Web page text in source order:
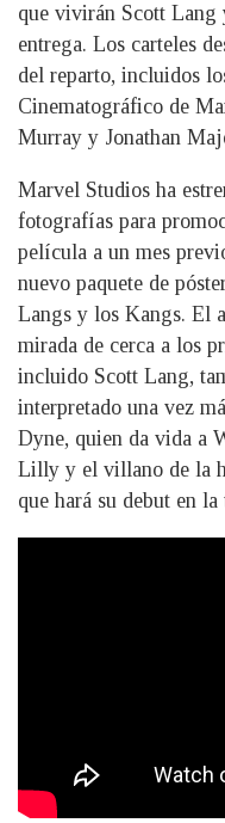
que vivirán Scott Lang
entrega. Los carteles
del reparto, incluidos
Cinematográfico de
Murray y Jonathan
Marvel Studios ha
fotografías para
película a un mes
nuevo paquete de
Langs y los Kangs. El
mirada de cerca a los
incluido Scott Lang,
interpretado una vez
Dyne, quien da vida a
Lilly y el villano de la
que hará su debut en